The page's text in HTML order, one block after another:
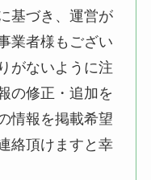
基づき、運営が
業者様もござい
がないように注
の修正・追加を
情報を掲載希望
絡頂けますと幸